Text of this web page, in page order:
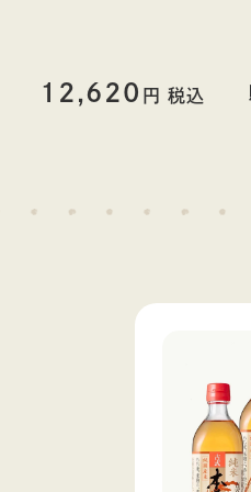
12,620 円 税込